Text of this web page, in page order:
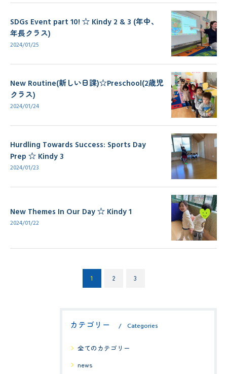
SDGs Event part 10! ☆ Kindy 2 & 3 (年中、
年長クラス)
2024/01/25
New Routine(新しい日課)☆Preschool(2歳児
クラス)
2024/01/24
Hurdling Towards Success: Sports Day
Prep ☆ Kindy 3
2024/01/23
New Themes In Our Day ☆ Kindy 1
2024/01/22
1 2 3
カテゴリー Categories
全てのカテゴリー
news